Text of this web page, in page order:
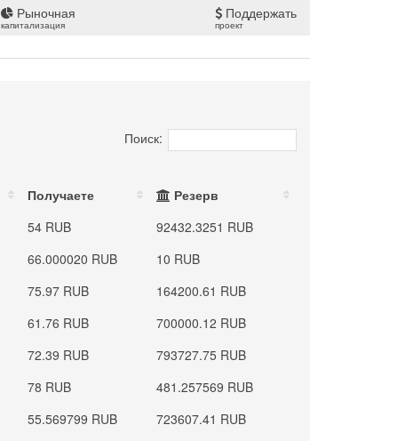
Рыночная
капитализация
Поддержать
проект
Поиск:
Получаете
Резерв
54 RUB
92432.3251 RUB
66.000020 RUB
10 RUB
75.97 RUB
164200.61 RUB
61.76 RUB
700000.12 RUB
72.39 RUB
793727.75 RUB
78 RUB
481.257569 RUB
55.569799 RUB
723607.41 RUB